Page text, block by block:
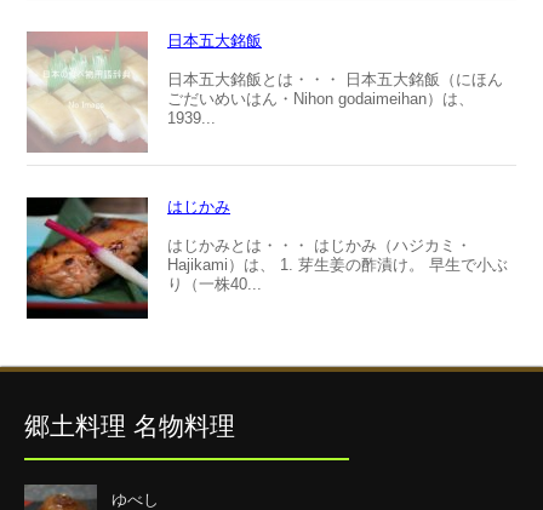
日本五大銘飯
日本五大銘飯とは・・・ 日本五大銘飯（にほん
ごだいめいはん・Nihon godaimeihan）は、
1939...
はじかみ
はじかみとは・・・ はじかみ（ハジカミ・
Hajikami）は、 1. 芽生姜の酢漬け。 早生で小ぶ
り（一株40...
郷土料理 名物料理
ゆべし